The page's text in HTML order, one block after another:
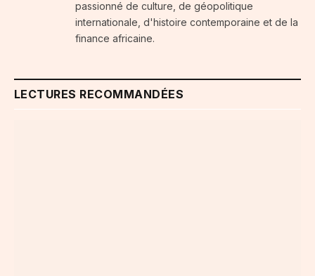
passionné de culture, de géopolitique
internationale, d'histoire contemporaine et de la
finance africaine.
LECTURES RECOMMANDÉES